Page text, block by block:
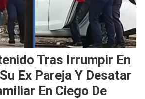
Tras Irrumpir En
Ex Pareja Y Desatar
En Ciego De